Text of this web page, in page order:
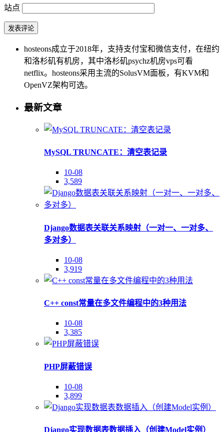
站点
hosteons成立于2018年，支持支付宝和微信支付，在纽约
和洛杉矶有机房，其中洛杉矶psychz机房vps可看
netflix。hosteons采用主流的SolusVM面板，有KVM和
OpenVZ架构可选。
最新文章
MySQL TRUNCATE：清空表记录
10-08
3,589
Django数据表关联关系映射（一对一、一对多、
多对多）
10-08
3,919
C++ const常量在多文件编程中的3种用法
10-08
3,385
PHP屏蔽错误
10-08
3,899
Django实现数据表数据插入（创建Model实例）